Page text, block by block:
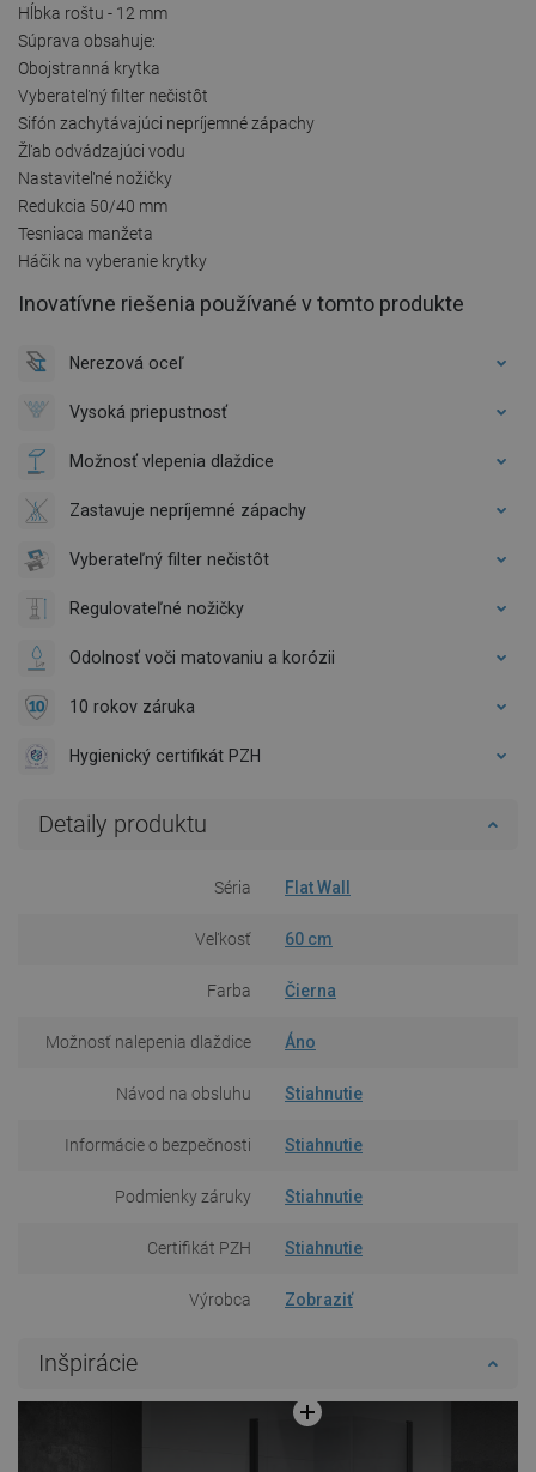
Hĺbka roštu - 12 mm
Súprava obsahuje:
Obojstranná krytka
Vyberateľný filter nečistôt
Sifón zachytávajúci nepríjemné zápachy
Žľab odvádzajúci vodu
Nastaviteľné nožičky
Redukcia 50/40 mm
Tesniaca manžeta
Háčik na vyberanie krytky
Inovatívne riešenia používané v tomto produkte
Nerezová oceľ
Vysoká priepustnosť
Možnosť vlepenia dlaždice
Zastavuje nepríjemné zápachy
Vyberateľný filter nečistôt
Regulovateľné nožičky
Odolnosť voči matovaniu a korózii
10 rokov záruka
Hygienický certifikát PZH
Detaily produktu
Séria Flat Wall
Veľkosť 60 cm
Farba Čierna
Možnosť nalepenia dlaždice Áno
Návod na obsluhu Stiahnutie
Informácie o bezpečnosti Stiahnutie
Podmienky záruky Stiahnutie
Certifikát PZH Stiahnutie
Výrobca Zobraziť
Inšpirácie